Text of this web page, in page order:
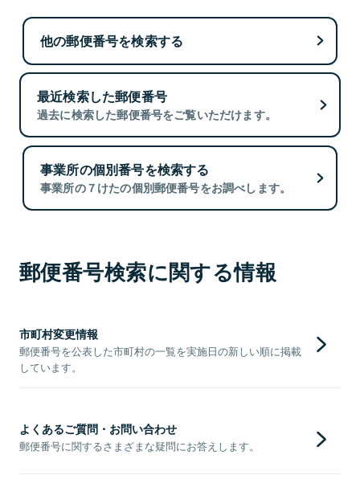
他の郵便番号を検索する
最近検索した郵便番号
過去に検索した郵便番号をご覧いただけます。
事業所の個別番号を検索する
事業所の７けたの個別郵便番号をお調べします。
郵便番号検索に関する情報
市町村変更情報
郵便番号を公表した市町村の一覧を実施日の新しい順に掲載
しています。
よくあるご質問・お問い合わせ
郵便番号に関するさまざまな疑問にお答えします。